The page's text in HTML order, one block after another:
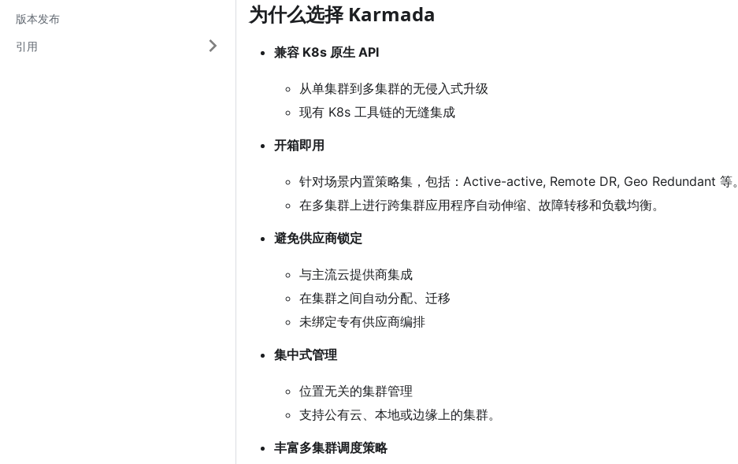
版本发布
引用
为什么选择 Karmada
兼容 K8s 原生 API
从单集群到多集群的无侵入式升级
现有 K8s 工具链的无缝集成
开箱即用
针对场景内置策略集，包括：Active-active, Remote DR, Geo Redundant 等。
在多集群上进行跨集群应用程序自动伸缩、故障转移和负载均衡。
避免供应商锁定
与主流云提供商集成
在集群之间自动分配、迁移
未绑定专有供应商编排
集中式管理
位置无关的集群管理
支持公有云、本地或边缘上的集群。
丰富多集群调度策略